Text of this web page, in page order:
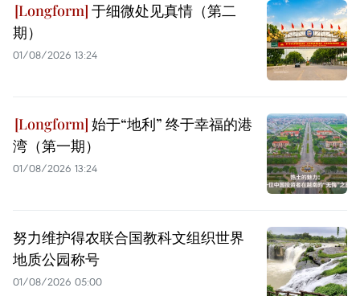
于细微处见真情（第二
期）
01/08/2026 13:24
始于“地利” 终于幸福的港
湾（第一期）
01/08/2026 13:24
努力维护得农联合国教科文组织世界
地质公园称号
01/08/2026 05:00